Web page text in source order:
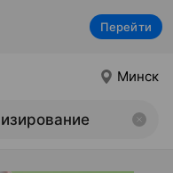
Перейти
Минск